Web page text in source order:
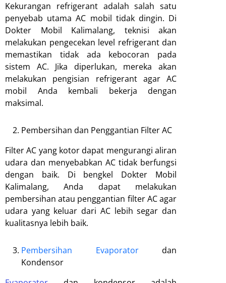
Kekurangan refrigerant adalah salah satu
penyebab utama AC mobil tidak dingin. Di
Dokter Mobil Kalimalang, teknisi akan
melakukan pengecekan level refrigerant dan
memastikan tidak ada kebocoran pada
sistem AC. Jika diperlukan, mereka akan
melakukan pengisian refrigerant agar AC
mobil Anda kembali bekerja dengan
maksimal.
Pembersihan dan Penggantian Filter AC
Filter AC yang kotor dapat mengurangi aliran
udara dan menyebabkan AC tidak berfungsi
dengan baik. Di bengkel Dokter Mobil
Kalimalang, Anda dapat melakukan
pembersihan atau penggantian filter AC agar
udara yang keluar dari AC lebih segar dan
kualitasnya lebih baik.
Pembersihan Evaporatordan
Kondensor